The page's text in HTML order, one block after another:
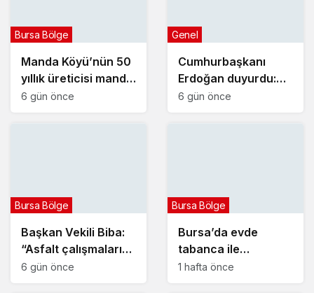
Manda Köyü’nün 50
yıllık üreticisi manda
sucuğu ve
Bursa Bölge
6 gün önce
Cumhurbaşkanı
Erdoğan duyurdu:
Kiralık sosyal konut
Genel
6 gün önce
Başkan Vekili Biba:
“Asfalt çalışmalarını
12 kat artırdık”
Bursa Bölge
6 gün önce
Bursa’da evde
tabanca ile
vurulmuş halde ölü
Bursa Bölge
1 hafta önce